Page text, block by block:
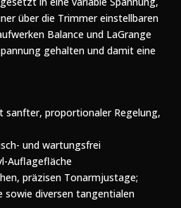
über die Trimmer einstellbaren
Balance und LaGrange
gehalten und damit eine
proportionaler Regelung,
und wartungsfrei
Auflagefläche
präzisen Tonarmjustage;
sowie diversen tangentialen